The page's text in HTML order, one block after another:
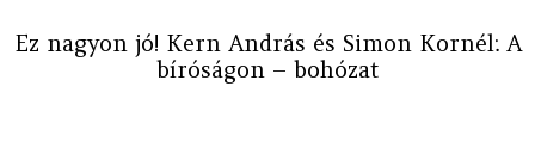
Ez nagyon jó! Kern András és Simon Kornél: A
bíróságon – bohózat